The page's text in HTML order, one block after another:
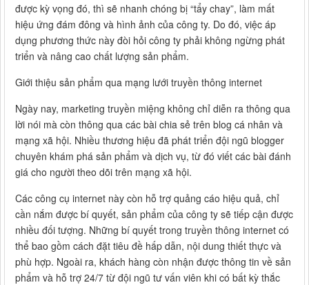
được kỳ vọng đó, thì sẽ nhanh chóng bị “tẩy chay”, làm mất
hiệu ứng đám đông và hình ảnh của công ty. Do đó, việc áp
dụng phương thức này đòi hỏi công ty phải không ngừng phát
triển và nâng cao chất lượng sản phẩm.
Giới thiệu sản phẩm qua mạng lưới truyền thông internet
Ngày nay, marketing truyền miệng không chỉ diễn ra thông qua
lời nói mà còn thông qua các bài chia sẻ trên blog cá nhân và
mạng xã hội. Nhiều thương hiệu đã phát triển đội ngũ blogger
chuyên khám phá sản phẩm và dịch vụ, từ đó viết các bài đánh
giá cho người theo dõi trên mạng xã hội.
Các công cụ internet này còn hỗ trợ quảng cáo hiệu quả, chỉ
cần nắm được bí quyết, sản phẩm của công ty sẽ tiếp cận được
nhiều đối tượng. Những bí quyết trong truyền thông internet có
thể bao gồm cách đặt tiêu đề hấp dẫn, nội dung thiết thực và
phù hợp. Ngoài ra, khách hàng còn nhận được thông tin về sản
phẩm và hỗ trợ 24/7 từ đội ngũ tư vấn viên khi có bất kỳ thắc